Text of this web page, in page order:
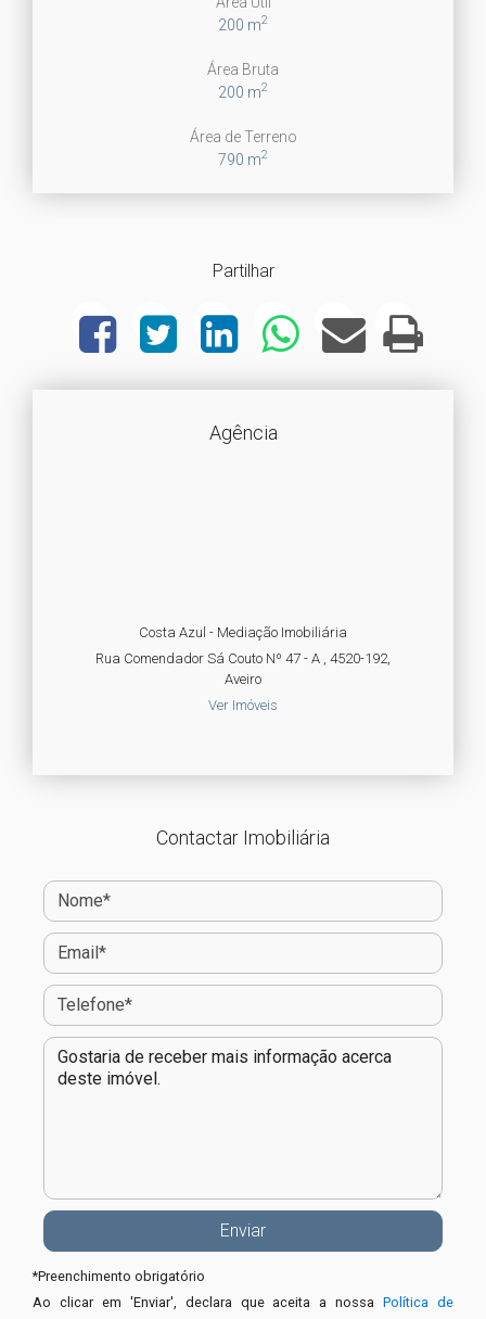
200 m2
Área Bruta
200 m2
Área de Terreno
790 m2
Partilhar
Agência
Costa Azul - Mediação Imobiliária
Rua Comendador Sá Couto Nº 47 - A , 4520-192,
Aveiro
Ver Imóveis
Contactar Imobiliária
*Preenchimento obrigatório
Ao clicar em 'Enviar', declara que aceita a nossaPolítica de